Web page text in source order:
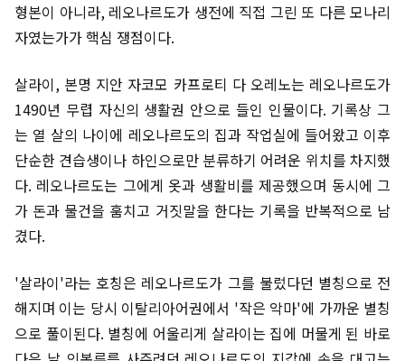
형본이 아니라, 레오나르도가 생전에 직접 그린 또 다른 모나리
자였는가가 핵심 쟁점이다.
살라이, 본명 지안 자코모 카프로티 다 오레노는 레오나르도가
1490년 무렵 자신의 생활권 안으로 들인 인물이다. 기록상 그
는 열 살의 나이에 레오나르도의 집과 작업실에 들어왔고 이후
단순한 견습생이나 하인으로만 분류하기 어려운 위치를 차지했
다. 레오나르도는 그에게 옷과 생활비를 제공했으며 동시에 그
가 돈과 물건을 훔치고 거짓말을 한다는 기록을 반복적으로 남
겼다.
'살라이'라는 호칭은 레오나르도가 그를 불렀다던 별칭으로 전
해지며 이는 당시 이탈리아어권에서 '작은 악마'에 가까운 별칭
으로 풀이된다. 별칭에 어울리게 살라이는 집에 머물게 된 바로